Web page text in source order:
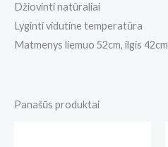
Džiovinti natūraliai
Lyginti vidutine temperatūra
Matmenys liemuo 52cm, ilgis 42cm
Panašūs produktai